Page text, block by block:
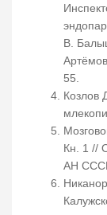
В.
55.
Козлов
Кн. 1 //
АН